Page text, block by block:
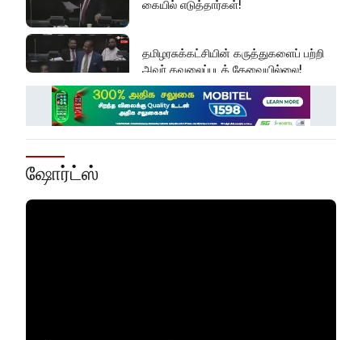
கையில் எடுத்தார்கள்!
தமிழரசுக்கட்சியின் கருத்துகளைப் பற்றி
அவர் கவலைப்படத் தேவையில்லை!
இது அதனுடன் சம்பந்தப்பட்ட கேள்விதான்
நாசமாகிறது!
ஷோர்ட்ஸ்